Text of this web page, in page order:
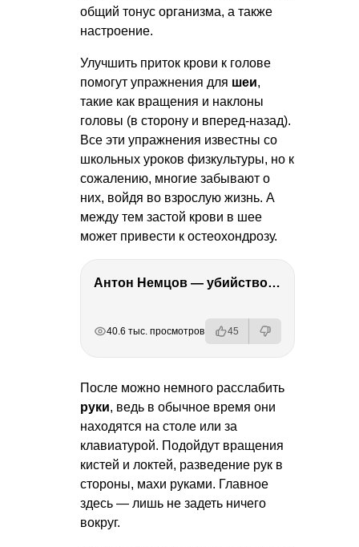
общий тонус организма, а также
настроение.
Улучшить приток крови к голове
помогут упражнения для шеи,
такие как вращения и наклоны
головы (в сторону и вперед-назад).
Все эти упражнения известны со
школьных уроков физкультуры, но к
сожалению, многие забывают о
них, войдя во взрослую жизнь. А
между тем застой крови в шее
может привести к остеохондрозу.
Антон Немцов — убийство Бориса Немцова, переезд в Дубай, семья и политика
40.6 тыс. просмотров 45
После можно немного расслабить
руки, ведь в обычное время они
находятся на столе или за
клавиатурой. Подойдут вращения
кистей и локтей, разведение рук в
стороны, махи руками. Главное
здесь — лишь не задеть ничего
вокруг.